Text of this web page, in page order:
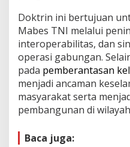
Doktrin ini bertujuan
Mabes TNI melalui
interoperabilitas, dan
operasi gabungan.
pada pemberantasan
menjadi ancaman
masyarakat serta
pembangunan di
Baca juga: